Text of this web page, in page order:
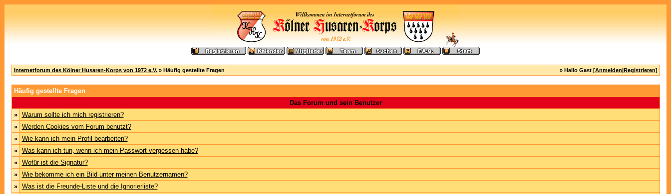
Internetforum des Kölner Husaren-Korps von 1972 e.V.» Häufig gestellte Fragen » Hallo Gast [Anmelden|Registrieren]
Häufig gestellte Fragen
Das Forum und sein Benutzer
»
Warum sollte ich mich registrieren?
»
Werden Cookies vom Forum benutzt?
»
Wie kann ich mein Profil bearbeiten?
»
Was kann ich tun, wenn ich mein Passwort vergessen habe?
»
Wofür ist die Signatur?
»
Wie bekomme ich ein Bild unter meinen Benutzernamen?
»
Was ist die Freunde-Liste und die Ignorierliste?